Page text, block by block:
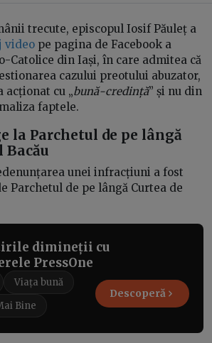
trecute, episcopul Iosif Păuleț a
video pe pagina de Facebook a
Catolice din Iași, în care admitea că
cazului preotului abuzator,
acționat cu „bună-credință” și nu din
faptele.
la Parchetul de pe lângă
Bacău
unei infracțiuni a fost
Parchetul de pe lângă Curtea de
dimineții cu
PressOne
Viața bună
Bine
Descoperă